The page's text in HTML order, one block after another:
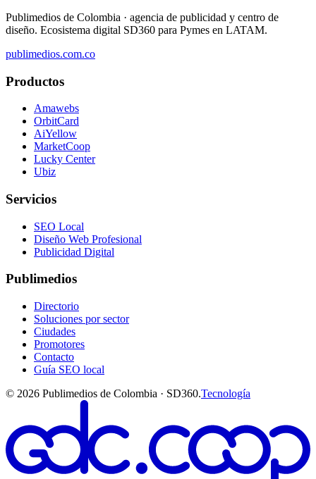
Publimedios de Colombia · agencia de publicidad y centro de
diseño. Ecosistema digital SD360 para Pymes en LATAM.
publimedios.com.co
Productos
Amawebs
OrbitCard
AiYellow
MarketCoop
Lucky Center
Ubiz
Servicios
SEO Local
Diseño Web Profesional
Publicidad Digital
Publimedios
Directorio
Soluciones por sector
Ciudades
Promotores
Contacto
Guía SEO local
© 2026 Publimedios de Colombia · SD360.Tecnología